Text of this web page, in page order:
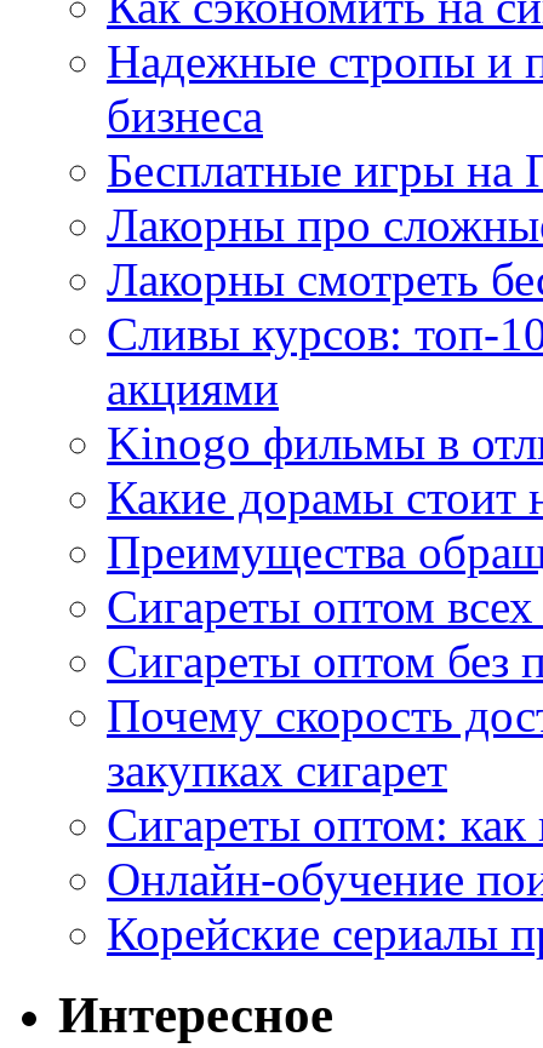
Надежные стропы и
бизнеса
Бесплатные игры на
Лакорны про
Лакорны смотреть
Сливы курсов: топ-
акциями
Kinogo фильмы в
Какие дорамы стоит
Преимущества
Сигареты оптом
Сигареты оптом без
Почему скорость
закупках сигарет
Сигареты оптом:
Онлайн-обучение
Корейские сериалы
Интересное